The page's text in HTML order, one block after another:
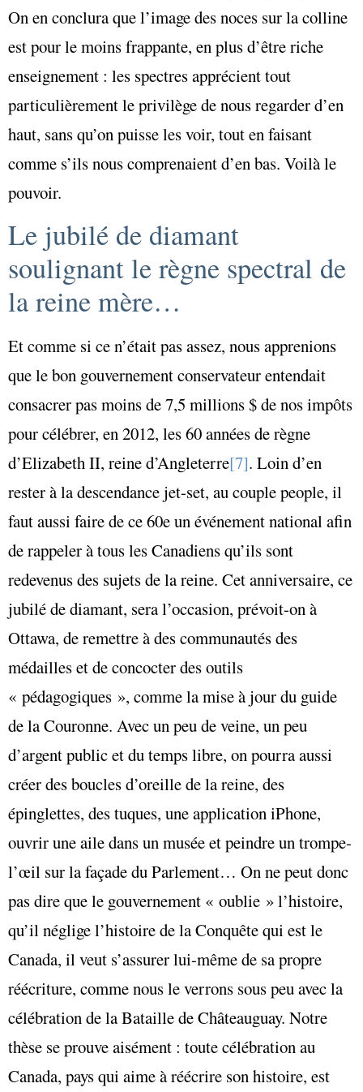
On en conclura que l’image des noces sur la colline
est pour le moins frappante, en plus d’être riche
enseignement : les spectres apprécient tout
particulièrement le privilège de nous regarder d’en
haut, sans qu’on puisse les voir, tout en faisant
comme s’ils nous comprenaient d’en bas. Voilà le
pouvoir.
Le jubilé de diamant
soulignant le règne spectral de
la reine mère…
Et comme si ce n’était pas assez, nous apprenions
que le bon gouvernement conservateur entendait
consacrer pas moins de 7,5 millions $ de nos impôts
pour célébrer, en 2012, les 60 années de règne
d’Elizabeth II, reine d’Angleterre[7]. Loin d’en
rester à la descendance jet-set, au couple people, il
faut aussi faire de ce 60e un événement national afin
de rappeler à tous les Canadiens qu’ils sont
redevenus des sujets de la reine. Cet anniversaire, ce
jubilé de diamant, sera l’occasion, prévoit-on à
Ottawa, de remettre à des communautés des
médailles et de concocter des outils
« pédagogiques », comme la mise à jour du guide
de la Couronne. Avec un peu de veine, un peu
d’argent public et du temps libre, on pourra aussi
créer des boucles d’oreille de la reine, des
épinglettes, des tuques, une application iPhone,
ouvrir une aile dans un musée et peindre un trompe-
l’œil sur la façade du Parlement… On ne peut donc
pas dire que le gouvernement « oublie » l’histoire,
qu’il néglige l’histoire de la Conquête qui est le
Canada, il veut s’assurer lui-même de sa propre
réécriture, comme nous le verrons sous peu avec la
célébration de la Bataille de Châteauguay. Notre
thèse se prouve aisément : toute célébration au
Canada, pays qui aime à réécrire son histoire, est